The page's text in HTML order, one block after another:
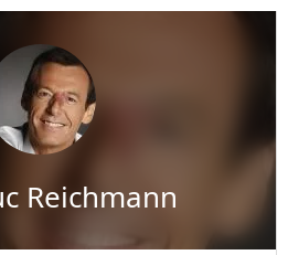
Reichmann